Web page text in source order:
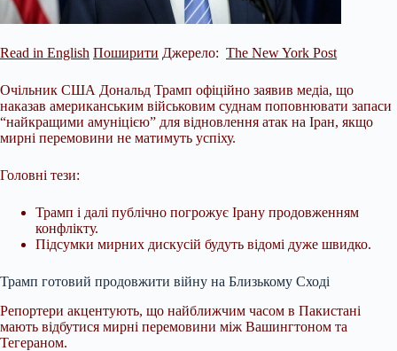
Read in English Поширити Джерело: The New York Post
Очільник США Дональд Трамп офіційно заявив медіа, що
наказав американським військовим суднам поповнювати запаси
“найкращими амуніцією” для відновлення атак на Іран, якщо
мирні перемовини не матимуть успіху.
Головні тези:
Трамп і далі публічно погрожує Ірану продовженням
конфлікту.
Підсумки мирних дискусій будуть відомі дуже швидко.
Трамп готовий продовжити війну на Близькому Сході
Репортери акцентують, що найближчим часом в Пакистані
мають відбутися мирні перемовини між Вашингтоном та
Тегераном.